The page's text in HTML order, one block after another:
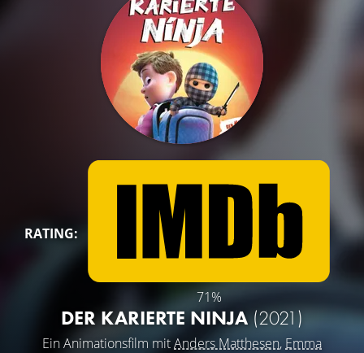
RATING:
71%
DER KARIERTE NINJA(2021)
Ein Animationsfilm mitAnders Matthesen, Emma